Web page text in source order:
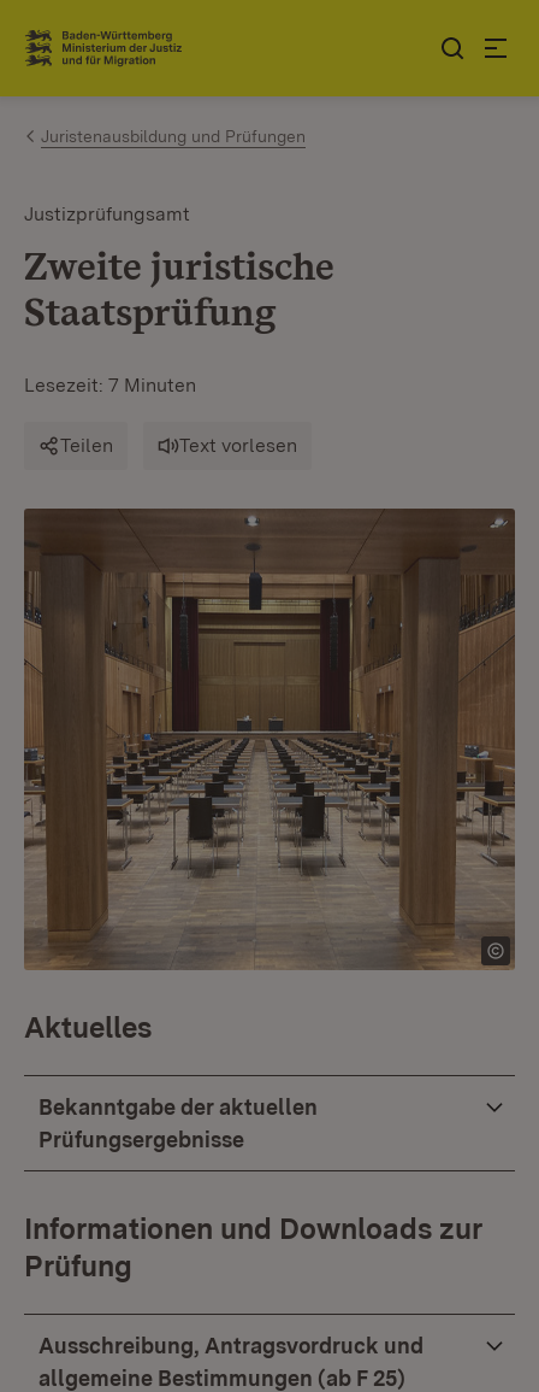
Zum Inhalt springen
Link zur Startseite
Juristenausbildung und Prüfungen
Justizprüfungsamt
Zweite juristische
Staatsprüfung
Lesezeit: 7 Minuten
Teilen Text vorlesen
Aktuelles
Bekanntgabe der aktuellen
Prüfungsergebnisse
Informationen und Downloads zur
Prüfung
Ausschreibung, Antragsvordruck und
allgemeine Bestimmungen (ab F 25)